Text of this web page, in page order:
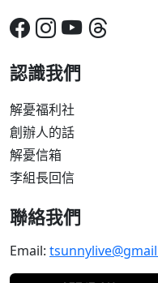
認識我們
解憂福利社
創辦人的話
解憂信箱
李組長回信
聯絡我們
Email: